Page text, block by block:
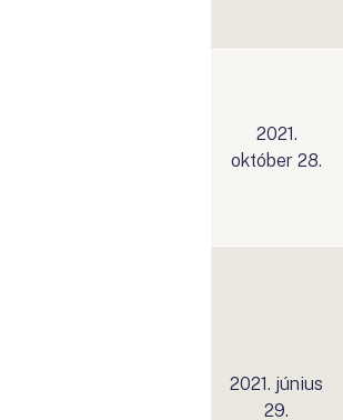
2021.
október 28.
2021. június
29.